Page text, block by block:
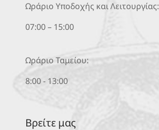
Ωράριο Υποδοχής και Λειτουργίας:
07:00 – 15:00
Ωράριο Ταμείου:
8:00 - 13:00
Βρείτε μας